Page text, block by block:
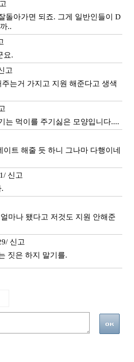
돌아가면 되죠. 그게 일반인들이 D
..
요.
고
는거 가지고 지원 해준다고 생색
는 먹이를 주기싫은 모양입니다....
트 해줄 듯 하니 그나마 다행이네
신고
마나 됐다고 저것도 지원 안해준
신고
짓은 하지 말기를.